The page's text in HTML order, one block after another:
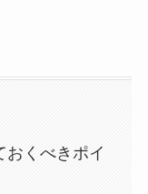
おくべきポイ